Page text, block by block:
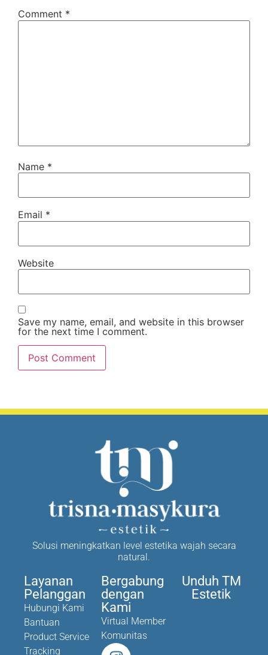
Comment *
Name *
Email *
Website
Save my name, email, and website in this browser
for the next time I comment.
Solusi meningkatkan level estetika wajah secara
natural.
Layanan
Pelanggan
Hubungi Kami
Bantuan
Product Service
Tracking
Bergabung
dengan
Kami
Virtual Member
Komunitas
Unduh TM
Estetik